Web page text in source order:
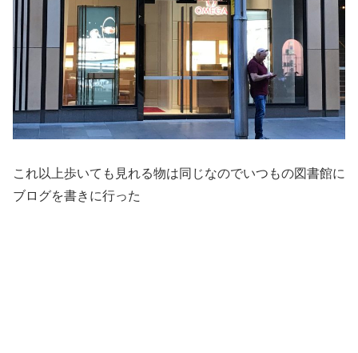
これ以上歩いても見れる物は同じなのでいつもの図書館に
ブログを書きに行った